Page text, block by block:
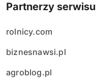
Partnerzy serwisu
rolnicy.com
biznesnawsi.pl
agroblog.pl